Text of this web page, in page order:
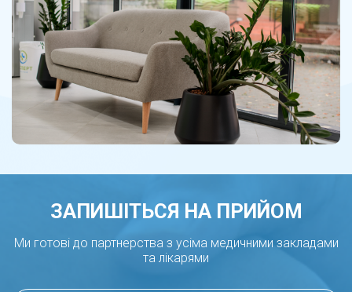
ЗАПИШІТЬСЯ НА ПРИЙОМ
Ми готові до партнерства з усіма медичними закладами
та лікарями